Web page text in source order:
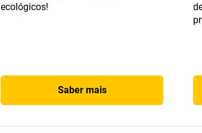
ecológicos!
Saber mais